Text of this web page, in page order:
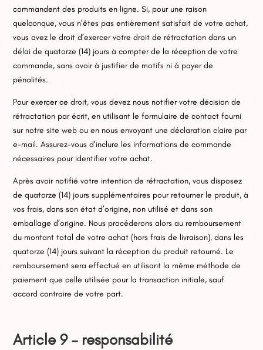
commandent des produits en ligne. Si, pour une raison
quelconque, vous n’êtes pas entièrement satisfait de votre achat,
vous avez le droit d’exercer votre droit de rétractation dans un
délai de quatorze (14) jours à compter de la réception de votre
commande, sans avoir à justifier de motifs ni à payer de
pénalités.
Pour exercer ce droit, vous devez nous notifier votre décision de
rétractation par écrit, en utilisant le formulaire de contact fourni
sur notre site web ou en nous envoyant une déclaration claire par
e-mail. Assurez-vous d’inclure les informations de commande
nécessaires pour identifier votre achat.
Après avoir notifié votre intention de rétractation, vous disposez
de quatorze (14) jours supplémentaires pour retourner le produit, à
vos frais, dans son état d’origine, non utilisé et dans son
emballage d’origine. Nous procéderons alors au remboursement
du montant total de votre achat (hors frais de livraison), dans les
quatorze (14) jours suivant la réception du produit retourné. Le
remboursement sera effectué en utilisant la même méthode de
paiement que celle utilisée pour la transaction initiale, sauf
accord contraire de votre part.
Article 9 – responsabilité